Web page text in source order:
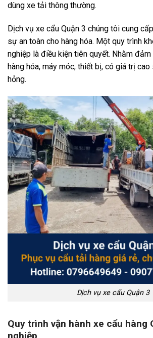
dùng xe tải thông thường.
Dịch vụ xe cẩu Quận 3 chúng tôi cung
sự an toàn cho hàng hóa. Một quy trình
nghiệp là điều kiện tiên quyết. Nhằm
hàng hóa, máy móc, thiết bị, có giá trị
hỏng.
Dịch vụ xe cẩu Quận 3
Quy trình vận hành xe cẩu hàng